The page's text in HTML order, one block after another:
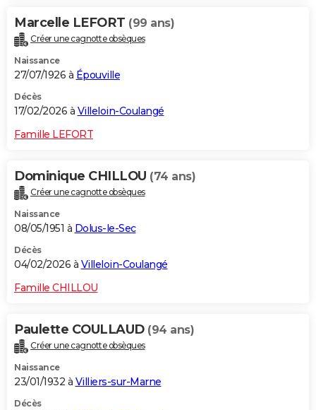
Marcelle LEFORT (99 ans)
Créer une cagnotte obsèques
Naissance
27/07/1926 à Épouville
Décès
17/02/2026 à Villeloin-Coulangé
Famille LEFORT
Dominique CHILLOU (74 ans)
Créer une cagnotte obsèques
Naissance
08/05/1951 à Dolus-le-Sec
Décès
04/02/2026 à Villeloin-Coulangé
Famille CHILLOU
Paulette COULLAUD (94 ans)
Créer une cagnotte obsèques
Naissance
23/01/1932 à Villiers-sur-Marne
Décès